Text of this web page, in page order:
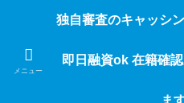
独自審査のフリーローンならビスタな
な入用があっても安心！融資率97％！
日返済の１ヶ月融資で
メニュー
独自審査のキャッシ
即日融資ok 在籍確
ま